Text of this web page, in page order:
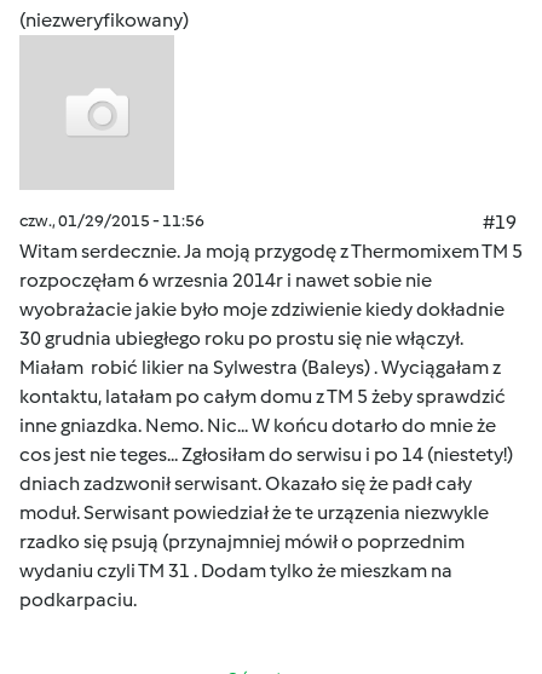
(niezweryfikowany)
czw., 01/29/2015 - 11:56
#19
Witam serdecznie. Ja moją przygodę z Thermomixem TM 5
rozpoczęłam 6 wrzesnia 2014r i nawet sobie nie
wyobrażacie jakie było moje zdziwienie kiedy dokładnie
30 grudnia ubiegłego roku po prostu się nie włączył.
Miałam robić likier na Sylwestra (Baleys) . Wyciągałam z
kontaktu, latałam po całym domu z TM 5 żeby sprawdzić
inne gniazdka. Nemo. Nic... W końcu dotarło do mnie że
cos jest nie teges... Zgłosiłam do serwisu i po 14 (niestety!)
dniach zadzwonił serwisant. Okazało się że padł cały
moduł. Serwisant powiedział że te urzązenia niezwykle
rzadko się psują (przynajmniej mówił o poprzednim
wydaniu czyli TM 31 . Dodam tylko że mieszkam na
podkarpaciu.